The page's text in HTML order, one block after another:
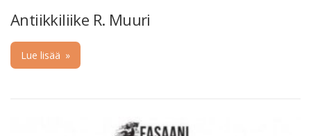
Antiikkiliike R. Muuri
Lue lisää »